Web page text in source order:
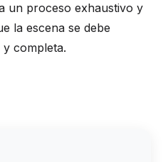
un proceso exhaustivo y
la escena se debe
completa.